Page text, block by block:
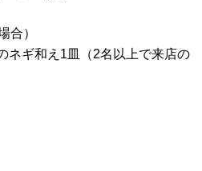
合）
ネギ和え1皿（2名以上で来店の